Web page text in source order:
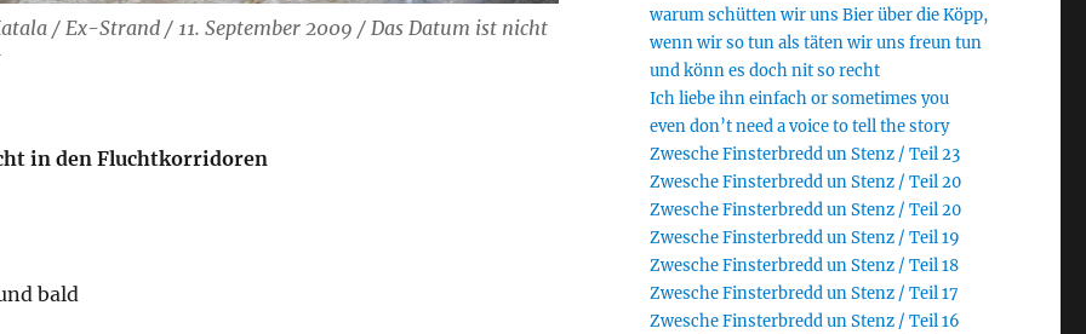
/ Ex-Strand / 11. September 2009 / Das Datum ist nicht
in den Fluchtkorridoren
bald
warum schütten wir uns Bier über die Köpp,
wenn wir so tun als täten wir uns freun tun
und könn es doch nit so recht
Ich liebe ihn einfach or sometimes you
even don’t need a voice to tell the story
Zwesche Finsterbredd un Stenz / Teil 23
Zwesche Finsterbredd un Stenz / Teil 20
Zwesche Finsterbredd un Stenz / Teil 20
Zwesche Finsterbredd un Stenz / Teil 19
Zwesche Finsterbredd un Stenz / Teil 18
Zwesche Finsterbredd un Stenz / Teil 17
Zwesche Finsterbredd un Stenz / Teil 16